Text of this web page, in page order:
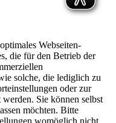
Webseiten-
die für den Betrieb der
solche, die lediglich zu
oder zur
Sie können selbst
möchten. Bitte